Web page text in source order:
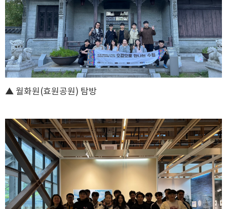
▲ 월화원(효원공원) 탐방